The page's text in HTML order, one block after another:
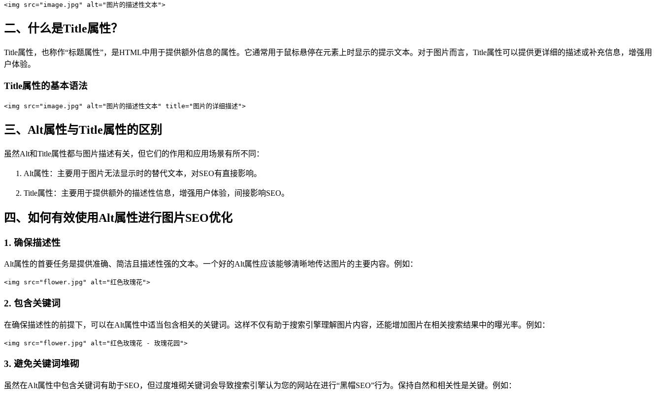
<img src="image.jpg" alt="图片的描述性文本">
二、什么是Title属性？
Title属性，也称作“标题属性”，是HTML中用于提供额外信息的属性。它通常用于鼠标悬停在元素上时显示的提示文本。对于图片而言，Title属性可以提供更详细的描述或补充信息，增强用
户体验。
Title属性的基本语法
<img src="image.jpg" alt="图片的描述性文本" title="图片的详细描述">
三、Alt属性与Title属性的区别
虽然Alt和Title属性都与图片描述有关，但它们的作用和应用场景有所不同：
Alt属性：主要用于图片无法显示时的替代文本，对SEO有直接影响。
Title属性：主要用于提供额外的描述性信息，增强用户体验，间接影响SEO。
四、如何有效使用Alt属性进行图片SEO优化
1. 确保描述性
Alt属性的首要任务是提供准确、简洁且描述性强的文本。一个好的Alt属性应该能够清晰地传达图片的主要内容。例如：
<img src="flower.jpg" alt="红色玫瑰花">
2. 包含关键词
在确保描述性的前提下，可以在Alt属性中适当包含相关的关键词。这样不仅有助于搜索引擎理解图片内容，还能增加图片在相关搜索结果中的曝光率。例如：
<img src="flower.jpg" alt="红色玫瑰花 - 玫瑰花园">
3. 避免关键词堆砌
虽然在Alt属性中包含关键词有助于SEO，但过度堆砌关键词会导致搜索引擎认为您的网站在进行“黑帽SEO”行为。保持自然和相关性是关键。例如：